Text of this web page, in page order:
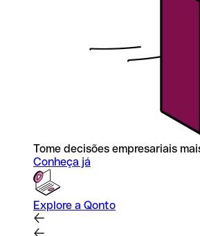
Tome decisões empresariais
Conheça já
Explore a Qonto